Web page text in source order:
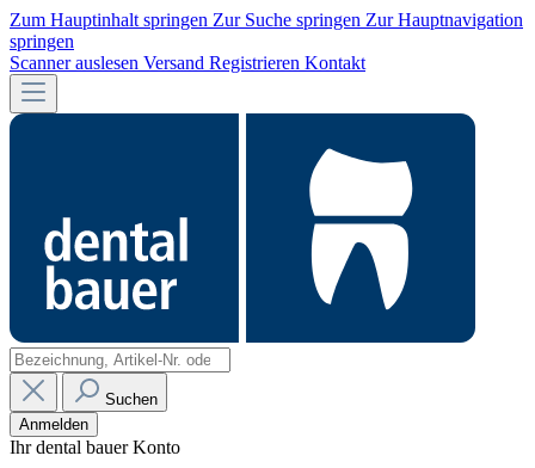
Zum Hauptinhalt springen Zur Suche springen Zur Hauptnavigation
springen
Scanner auslesen Versand Registrieren Kontakt
Suchen
Anmelden
Ihr dental bauer Konto